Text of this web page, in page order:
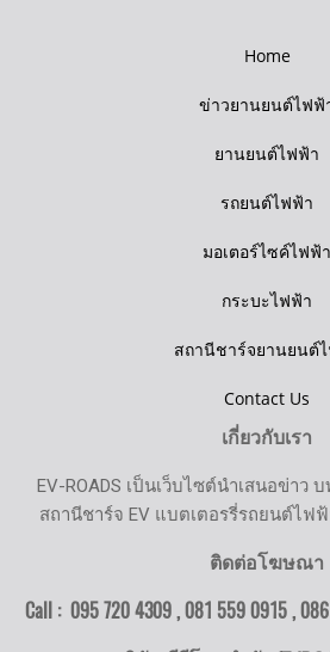
Home
ข่าวยานยนต์ไฟฟ้
ยานยนต์ไฟฟ้า
รถยนต์ไฟฟ้า
มอเตอร์ไซค์ไฟฟ้า
กระบะไฟฟ้า
สถานีชาร์จยานยนต์
Contact Us
เกี่ยวกับเรา
EV-ROADS เป็นเว็บไซต์นำเสนอข่าว
สถานีชาร์จ EV แบตเตอรรี่รถยนต์ไฟ
ติดต่อโฆษณา
Call : 095 720 4309 , 081 559 0915 ,